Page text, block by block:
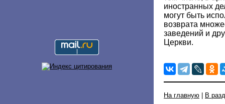
иностранных
могут быть
возврата
заведений и
Церкви.
На главную В